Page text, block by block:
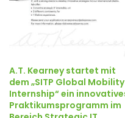
A.T. Kearney startet mit
dem „SITP Global Mobility
Internship“ ein
Praktikumsprogramm im